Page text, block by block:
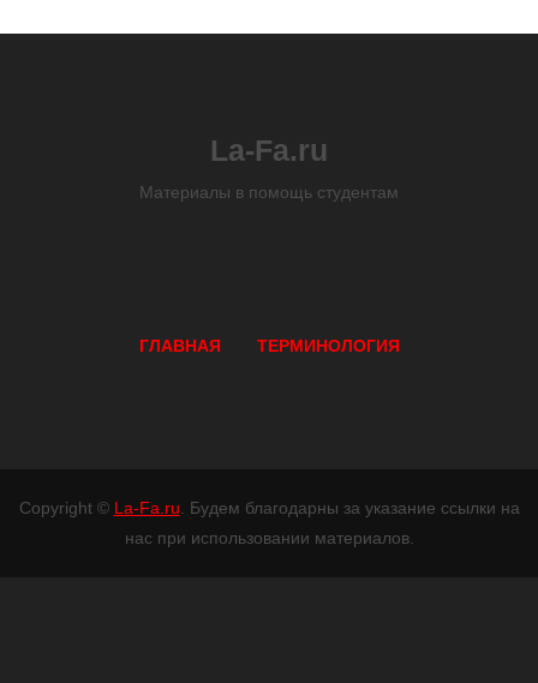
La-Fa.ru
Материалы в помощь студентам
ГЛАВНАЯ ТЕРМИНОЛОГИЯ
Copyright © La-Fa.ru . Будем благодарны за указание ссылки на
нас при использовании материалов.